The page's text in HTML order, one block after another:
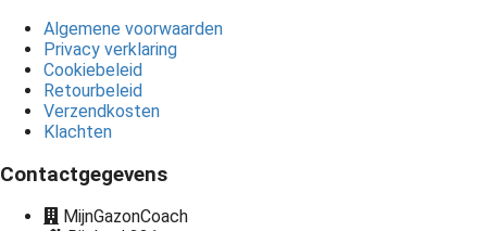
Algemene voorwaarden
Privacy verklaring
Cookiebeleid
Retourbeleid
Verzendkosten
Klachten
Contactgegevens
MijnGazonCoach